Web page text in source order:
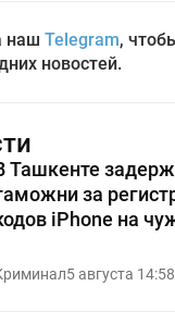
наш Telegram,
новостей.
Ташкенте
за
iPhone на
5 августа 14:58